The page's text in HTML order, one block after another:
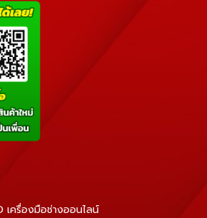
เครื่องมือช่างออนไลน์